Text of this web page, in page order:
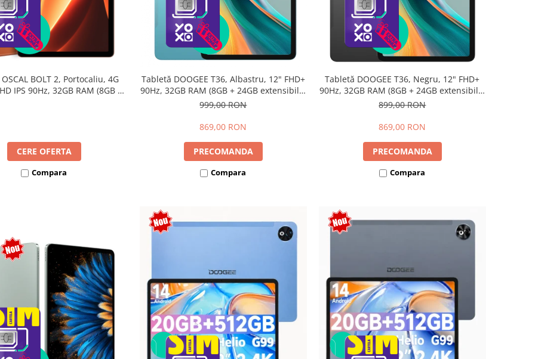
BOLT 2, Portocaliu, 4G
IPS 90Hz, 32GB RAM (8GB +
CERE OFERTA
Compara
Tabletă DOOGEE T36, Albastru, 12" FHD+
90Hz, 32GB RAM (8GB + 24GB extensibili),
256GB, Android 15, 8800mAh, Dual SIM
999,00 RON
869,00 RON
PRECOMANDA
Compara
Tabletă DOOGEE T36, Negru, 12" FHD+
90Hz, 32GB RAM (8GB + 24GB extensibili),
256GB, Android 15, 8800mAh, Dual SIM
899,00 RON
869,00 RON
PRECOMANDA
Compara